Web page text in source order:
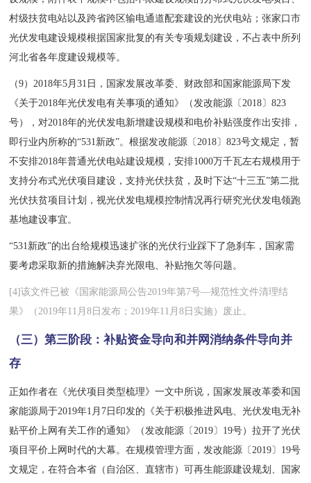
村级扶贫电站以及跨省跨区输电通道配套建设的光伏电站；张家口市
光伏发电建设规模根据国家批复的有关专项规划建设，不占表中所列
河北省各年度建设规模等。
（9）2018年5月31日，国家发展改革委、财政部和国家能源局下发
《关于2018年光伏发电有关事项的通知》（发改能源〔2018〕823
号），对2018年的光伏发电新增建设规模和电价补贴强度作出安排，
即行业内所称的“531新政”。根据发改能源〔2018〕823号文规定，暂
不安排2018年普通光伏电站建设规模，安排1000万千瓦左右规模用于
支持分布式光伏项目建设，支持光伏扶贫，及时下达“十三五”第二批
光伏扶贫项目计划，视光伏发电规模控制情况再行研究光伏发电领跑
基地建设事宜。
“531新政”的出台给规模迅速扩张的光伏行业踩下了急刹车，国家需
要考虑采取新的措施解决弃光限电、补贴拖欠等问题。
[4]该文件已被《国家能源局公告2019年第7号—规范性文件清理结
果》（2019年11月8日发布；2019年11月8日实施）废止。
（三）第三阶段：补贴资金导向和并网消纳条件导向并
存
正如作者在《光伏项目类型梳理》一文中所说，国家发展改革委和国
家能源局于2019年1月7日印发的《关于积极推进风电、光伏发电无补
贴平价上网有关工作的通知》（发改能源〔2019〕19号）拉开了光伏
项目平价上网时代的大幕。在规模管理方面，发改能源〔2019〕19号
文规定，在符合本省（自治区、直辖市）可再生能源建设规划、国家